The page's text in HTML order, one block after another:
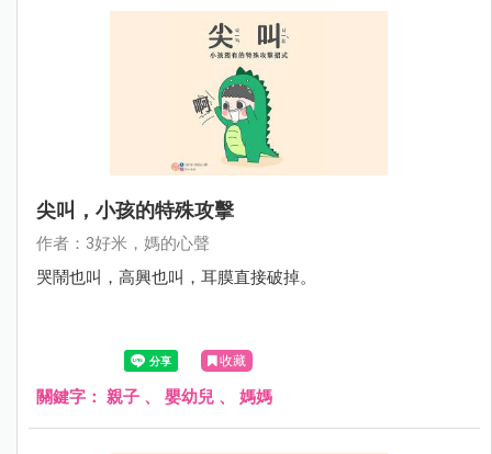
尖叫，小孩的特殊攻擊
作者：3好米，媽的心聲
哭鬧也叫，高興也叫，耳膜直接破掉。
收藏
關鍵字： 親子 、 嬰幼兒 、 媽媽